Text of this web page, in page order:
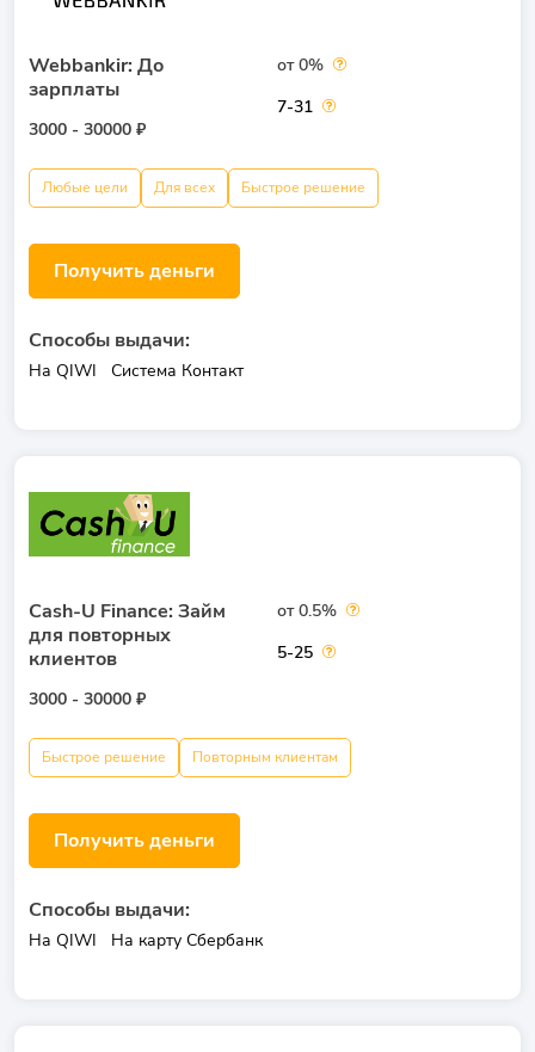
Webbankir: До
зарплаты
3000 - 30000 ₽
от 0%
7-31
Любые цели Для всех Быстрое решение
Получить деньги
Способы выдачи:
На QIWI Система Контакт
Cash-U Finance: Займ
для повторных
клиентов
3000 - 30000 ₽
от 0.5%
5-25
Быстрое решение Повторным клиентам
Получить деньги
Способы выдачи:
На QIWI На карту Сбербанк